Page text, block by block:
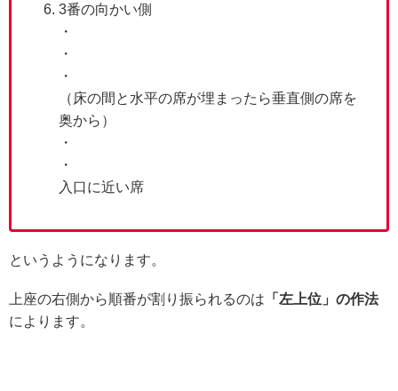
3番の向かい側
・
・
・
（床の間と水平の席が埋まったら垂直側の席を
奥から）
・
・
入口に近い席
というようになります。
上座の右側から順番が割り振られるのは 「左上位」の作法
によります。